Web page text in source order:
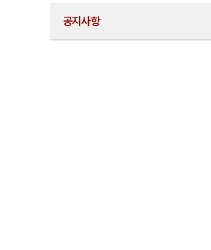
공지사항